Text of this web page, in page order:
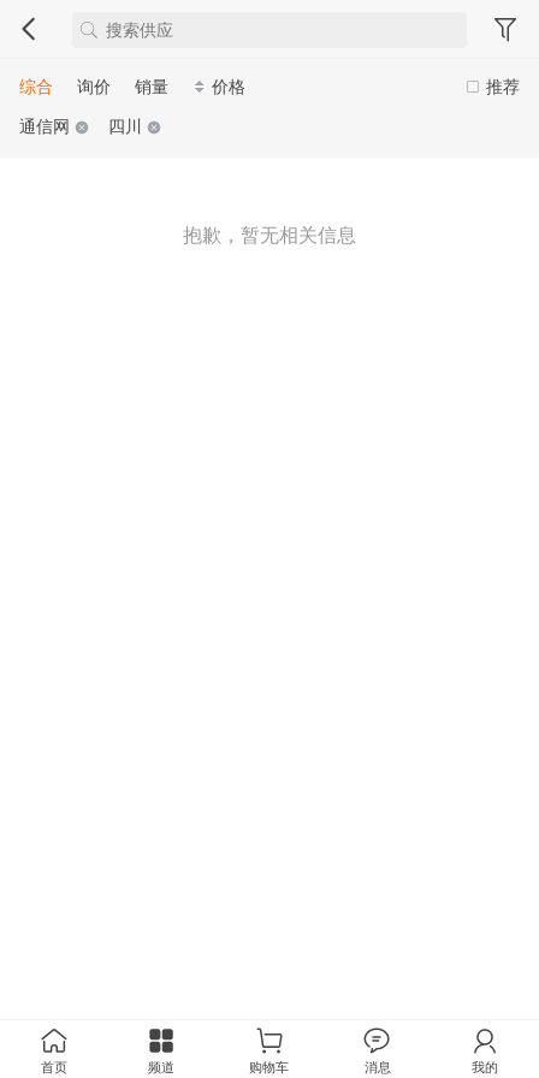
推荐
综合 询价 销量
价格
通信网
四川
抱歉，暂无相关信息
首页 频道 购物车 消息 我的